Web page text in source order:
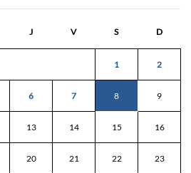
J V S D
1 2
6 7 8 9
13 14 15 16
20 21 22 23